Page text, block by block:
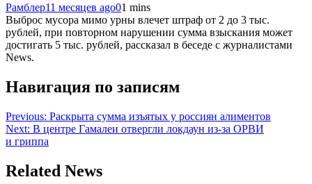
Рамблер11 месяцев ago01 mins
Выброс мусора мимо урны влечет штраф от 2 до 3 тыс.
рублей, при повторном нарушении сумма взыскания может
достигать 5 тыс. рублей, рассказал в беседе с журналистами
News.
Навигация по записям
Previous: Раскрыта сумма изъятых у россиян алиментов
Next: В центре Гамалеи отвергли локдаун из-за ОРВИ
и гриппа
Related News